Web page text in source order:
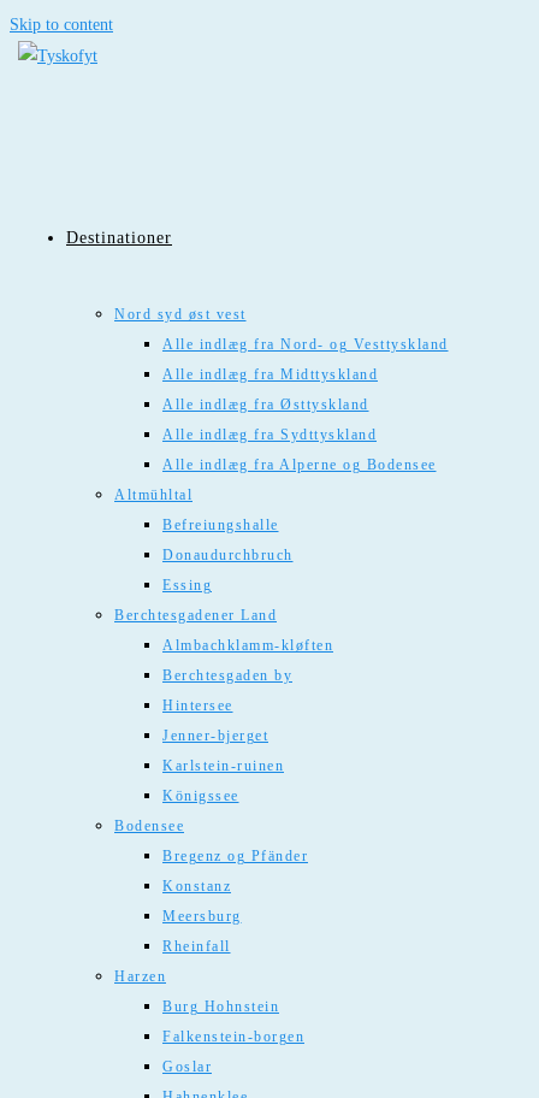
Skip to content
Destinationer
Nord syd øst vest
Alle indlæg fra Nord- og Vesttyskland
Alle indlæg fra Midttyskland
Alle indlæg fra Østtyskland
Alle indlæg fra Sydttyskland
Alle indlæg fra Alperne og Bodensee
Altmühltal
Befreiungshalle
Donaudurchbruch
Essing
Berchtesgadener Land
Almbachklamm-kløften
Berchtesgaden by
Hintersee
Jenner-bjerget
Karlstein-ruinen
Königssee
Bodensee
Bregenz og Pfänder
Konstanz
Meersburg
Rheinfall
Harzen
Burg Hohnstein
Falkenstein-borgen
Goslar